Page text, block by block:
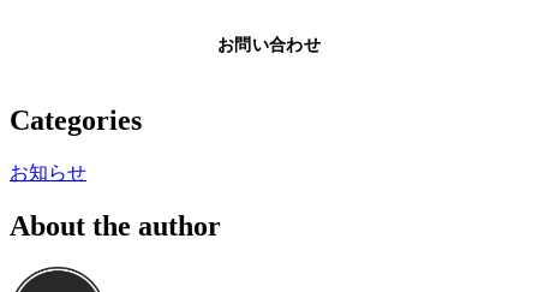
お問い合わせ
Categories
お知らせ
About the author